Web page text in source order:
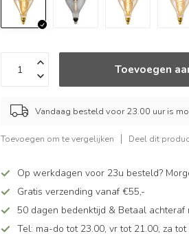
Toevoegen
Vandaag besteld voor 23.00 uur is
Toevoegen om te vergelijken Deel dit
Op werkdagen voor 23u besteld?
Gratis verzending vanaf €55,-
50 dagen bedenktijd & Betaal achteraf
Tel: ma-do tot 23.00, vr tot 21.00, za